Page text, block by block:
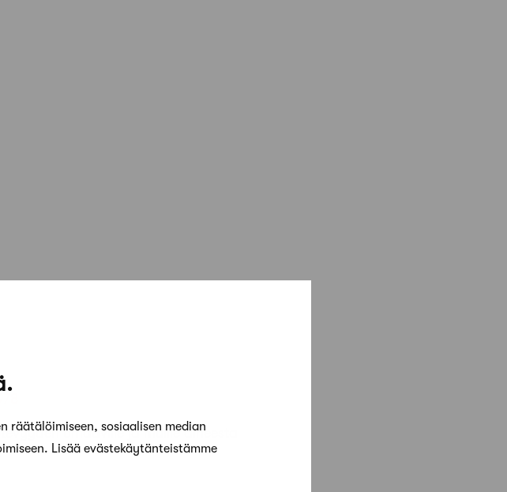
räätälöimiseen, sosiaalisen median
Lisää evästekäytänteistämme
omaaville ja muille aiheesta